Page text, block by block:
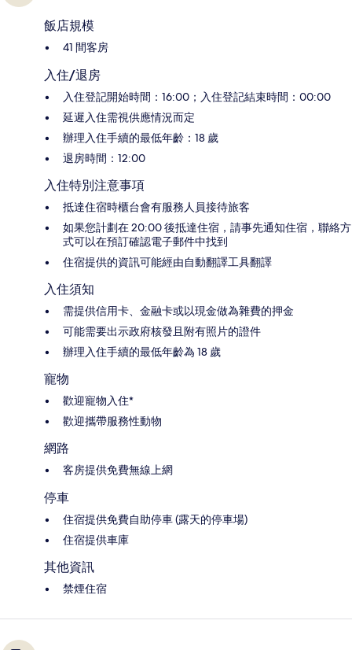
飯店規模
41 間客房
入住/退房
入住登記開始時間：16:00；入住登記結束時間：00:00
延遲入住需視供應情況而定
辦理入住手續的最低年齡：18 歲
退房時間：12:00
入住特別注意事項
抵達住宿時櫃台會有服務人員接待旅客
如果您計劃在 20:00 後抵達住宿，請事先通知住宿，聯絡方
式可以在預訂確認電子郵件中找到
住宿提供的資訊可能經由自動翻譯工具翻譯
入住須知
需提供信用卡、金融卡或以現金做為雜費的押金
可能需要出示政府核發且附有照片的證件
辦理入住手續的最低年齡為 18 歲
寵物
歡迎寵物入住*
歡迎攜帶服務性動物
網路
客房提供免費無線上網
停車
住宿提供免費自助停車 (露天的停車場)
住宿提供車庫
其他資訊
禁煙住宿